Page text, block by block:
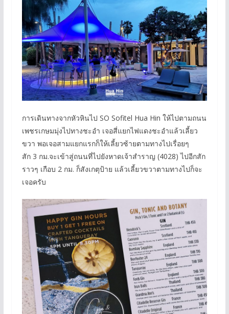
การเดินทางจากหัวหินไป SO Sofitel Hua Hin ให้ไปตามถนน
เพชรเกษมมุ่งไปทางชะอำ เจอสี่แยกไฟแดงชะอำแล้วเลี้ยว
ขวา พอเจอสามแยกแรกก็ให้เลี้ยวซ้ายตามทางไปเรื่อยๆ
สัก 3 กม.จะเข้าสู่ถนนที่ไปยังหาดเจ้าสำราญ (4028) ไปอีกสัก
ราวๆ เกือบ 2 กม. ก็สังเกตุป้าย แล้วเลี้ยวขวาตามทางไปก็จะ
เจอครับ